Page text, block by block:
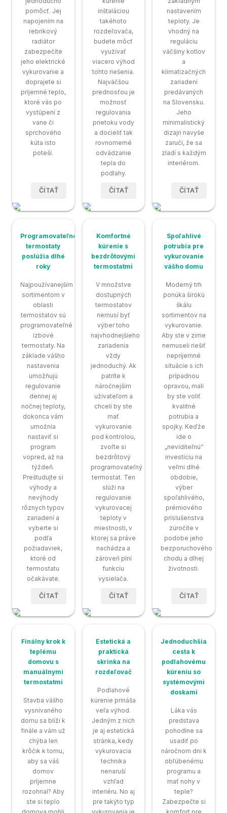
pomôcť. Jej
napojením na
rebríkový
radiátor
zabezpečíte
jeho elektrické
vykurovanie a
doprajete si
príjemné teplo,
ktoré vás po
vystúpení z
vane či
sprchového
kúta isto
poteší.
ČÍTAŤ
inštaláciou
takéhoto
rozdeľovača,
budete môcť
využívať
viacero výhod
tohto riešenia.
Najväčšou
prednosťou je
možnosť
regulovania
prietoku vody
a docieliť tak
rovnomerné
odvádzanie
tepla do
podlahy.
ČÍTAŤ
nastavením
teploty. Je
vhodný na
reguláciu
väčšiny kotlov
a
klimatizačných
zariadení
predávaných
na Slovensku.
Jeho
minimalistický
dizajn navyše
zaručí, že sa
zladí s každým
interiérom.
ČÍTAŤ
Programovateľné
termostaty
poslúžia dlhé
roky
Najpoužívanejším
sortimentom v
oblasti
termostatov sú
programovateľné
izbové
termostaty. Na
základe vášho
nastavenia
umožňujú
regulovanie
dennej aj
nočnej teploty,
dokonca vám
umožnia
nastaviť si
program
vopred, až na
týždeň.
Preštudujte si
výhody a
nevýhody
rôznych typov
zariadení a
vyberte si
podľa
požiadaviek,
ktoré od
termostatu
očakávate.
ČÍTAŤ
Komfortné
kúrenie s
bezdrôtovými
termostatmi
V množstve
dostupných
termostatov
nemusí byť
výber toho
najvhodnejšieho
zariadenia
vždy
jednoduchý. Ak
patríte k
náročnejším
užívateľom a
chceli by ste
mať
vykurovanie
pod kontrolou,
zvoľte si
bezdrôtový
programovateľný
termostat. Ten
slúži na
regulovanie
vykurovacej
teploty v
miestnosti, v
ktorej sa práve
nachádza a
zároveň plní
funkciu
vysielača.
ČÍTAŤ
Spoľahlivé
potrubia pre
vykurovanie
vášho domu
Moderný trh
ponúka širokú
škálu
sortimentov na
vykurovanie.
Aby ste v zime
nemuseli riešiť
nepríjemné
situácie s ich
prípadnou
opravou, mali
by ste voliť
kvalitné
potrubia a
spojky. Keďže
ide o
„neviditeľnú“
investíciu na
veľmi dlhé
obdobie,
výber
spoľahlivého,
prémiového
príslušenstva
zúročíte v
podobe jeho
bezporuchového
chodu a dlhej
životnosti.
ČÍTAŤ
Finálny krok k
teplému
domovu s
manuálnymi
termostatmi
Stavba vášho
vysnívaného
domu sa blíži k
finále a vám už
chýba len
krôčik k tomu,
aby sa váš
domov
príjemne
rozohrial? Aby
ste si teplo
Estetická a
praktická
skrinka na
rozdeľovač
Podlahové
kúrenie prináša
veľa výhod.
Jedným z nich
je aj estetická
stránka, kedy
vykurovacia
technika
nenaruší
vzhľad
interiéru. No aj
pre takýto typ
Jednoduchšia
cesta k
podlahovému
kúreniu so
systémovými
doskami
Láka vás
predstava
pohodlne sa
usadiť po
náročnom dni k
obľúbenému
programu a
mať nohy v
teple?
Zabezpečte si